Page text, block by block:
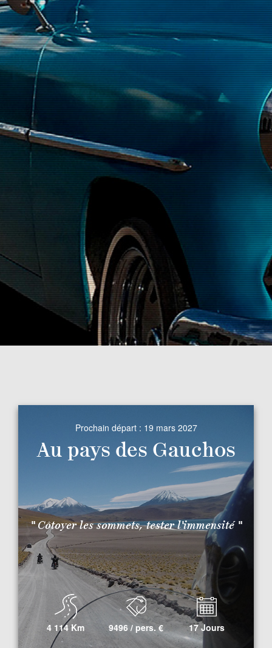
Prochain départ : 19 mars 2027
Au pays des Gauchos
" Côtoyer les sommets, tester l'immensité "
4 114 Km 9496 / pers.€ 17 Jours